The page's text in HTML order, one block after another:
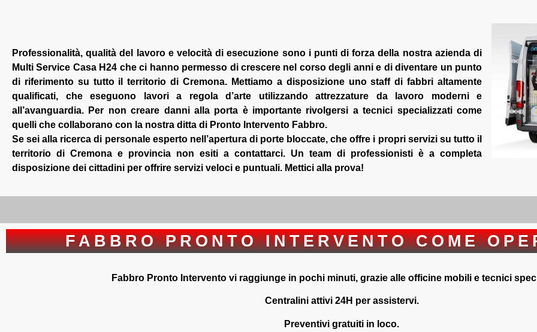
Professionalità, qualità del lavoro e velocità di esecuzione sono i punti di forza della nostra azienda di
Multi Service Casa H24 che ci hanno permesso di crescere nel corso degli anni e di diventare un punto
di riferimento su tutto il territorio di Cremona. Mettiamo a disposizione uno staff di fabbri altamente
qualificati, che eseguono lavori a regola d’arte utilizzando attrezzature da lavoro moderni e
all’avanguardia. Per non creare danni alla porta è importante rivolgersi a tecnici specializzati come
quelli che collaborano con la nostra ditta di Pronto Intervento Fabbro.
Se sei alla ricerca di personale esperto nell’apertura di porte bloccate, che offre i propri servizi su tutto il
territorio di Cremona e provincia non esiti a contattarci. Un team di professionisti è a completa
disposizione dei cittadini per offrire servizi veloci e puntuali. Mettici alla prova!
FABBRO PRONTO INTERVENTO COME
Fabbro Pronto Intervento vi raggiunge in pochi minuti, grazie alle officine mobili e tecnici
Centralini attivi 24H per assistervi.
Preventivi gratuiti in loco.